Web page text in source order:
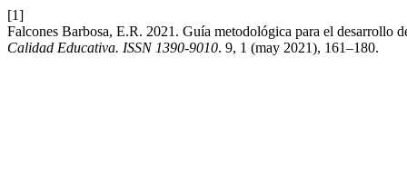
[1]
Falcones Barbosa, E.R. 2021. Guía metodológica para el desarrollo
Calidad Educativa. ISSN 1390-9010. 9, 1 (may 2021), 161–180.